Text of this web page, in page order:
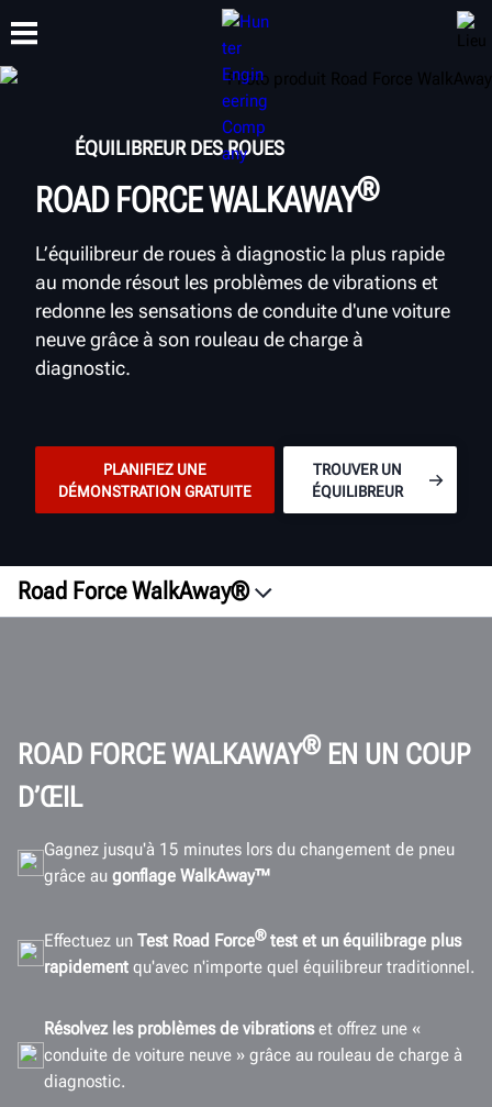
PRODUITS ASSISTANCE
FORMATION
ÉQUILIBREUR DES ROUES
ROAD FORCE WALKAWAY®
L’équilibreur de roues à diagnostic la plus rapide
au monde résout les problèmes de vibrations et
redonne les sensations de conduite d'une voiture
neuve grâce à son rouleau de charge à
diagnostic.
PLANIFIEZ UNE
DÉMONSTRATION GRATUITE
TROUVER UN
ÉQUILIBREUR
Road Force WalkAway®
Innovation
Connectivité
Caractéristiques
Galerie
DEMANDER UN DEVIS
ROAD FORCE WALKAWAY® EN UN COUP
D’ŒIL
Gagnez jusqu'à 15 minutes lors du changement de pneu
grâce au gonflage WalkAway™
Effectuez un Test Road Force®test et un équilibrage plus
rapidement qu'avec n'importe quel équilibreur traditionnel.
Résolvez les problèmes de vibrationset offrez une «
conduite de voiture neuve » grâce au rouleau de charge à
diagnostic.